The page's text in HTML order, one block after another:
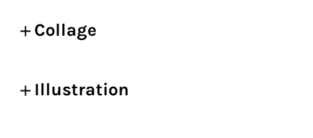
Collage
Illustration